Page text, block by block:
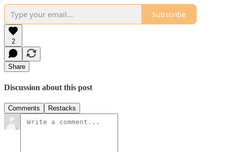
Subscribe
2
Share
Discussion about this post
Comments Restacks